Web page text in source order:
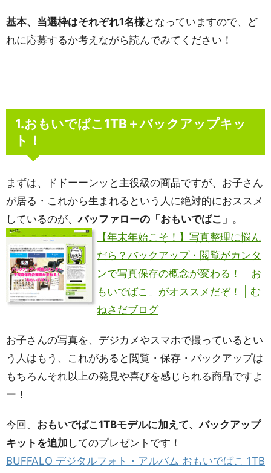
基本、当選枠はそれぞれ1名様となっていますので、ど
れに応募するか考えながら読んでみてください！
1.おもいでばこ1TB＋バックアップキッ
ト！
まずは、ドドーーンッと主役級の商品ですが、お子さん
が居る・これから生まれるという人に絶対的におススメ
しているのが、バッファローの「おもいでばこ」 。
【年末年始こそ！】写真整理に悩ん
だら？バックアップ・閲覧がカンタ
ンで写真保存の概念が変わる！「お
もいでばこ」がオススメだぞ！ | む
ねさだブログ
お子さんの写真を、デジカメやスマホで撮っているとい
う人はもう、これがあると閲覧・保存・バックアップは
もちろんそれ以上の発見や喜びを感じられる商品ですよ
ー！
今回、 おもいでばこ1TBモデルに加えて、バックアップ
キットを追加 してのプレゼントです！
BUFFALO デジタルフォト・アルバム おもいでばこ 1TB